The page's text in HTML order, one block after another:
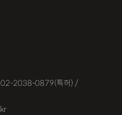
02-2038-0879(특허) /